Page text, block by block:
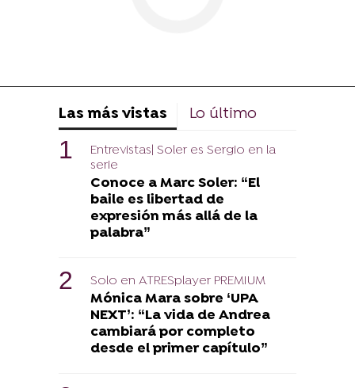
Las más vistas Lo último
Entrevistas| Soler es Sergio en la
serie
Conoce a Marc Soler: “El
baile es libertad de
expresión más allá de la
palabra”
Solo en ATRESplayer PREMIUM
Mónica Mara sobre ‘UPA
NEXT’: “La vida de Andrea
cambiará por completo
desde el primer capítulo”